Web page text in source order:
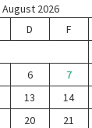
August 2026
D F
6 7
13 14
20 21